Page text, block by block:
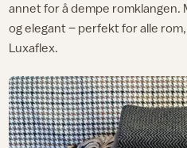
annet for å dempe
og elegant – perfekt for alle
Luxaflex.